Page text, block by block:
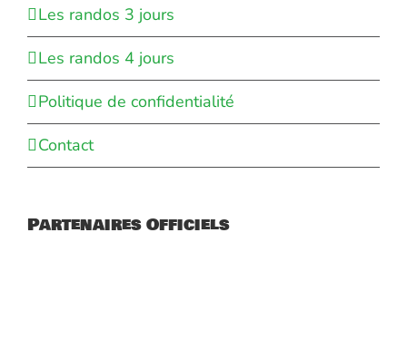
Les randos 3 jours
Les randos 4 jours
Politique de confidentialité
Contact
Partenaires Officiels